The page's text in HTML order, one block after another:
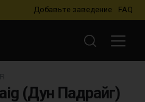
Добавьте заведение FAQ
(Дун Падрайг)